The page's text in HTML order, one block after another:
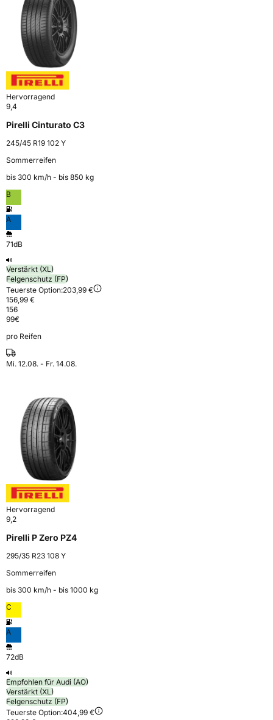
Hervorragend
9,4
Pirelli Cinturato C3
245/45 R19 102 Y
Sommerreifen
bis 300 km⁠/⁠h - bis 850 kg
B
A
71dB
Verstärkt (XL)
Felgenschutz (FP)
Teuerste Option:203,99 €
156,99 €
156
99€
pro Reifen
Mi. 12.08. - Fr. 14.08.
Hervorragend
9,2
Pirelli P Zero PZ4
295/35 R23 108 Y
Sommerreifen
bis 300 km⁠/⁠h - bis 1000 kg
C
A
72dB
Empfohlen für Audi (AO)
Verstärkt (XL)
Felgenschutz (FP)
Teuerste Option:404,99 €